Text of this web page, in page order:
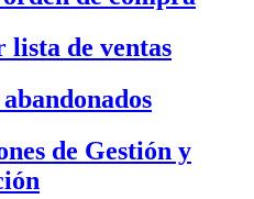
de ventas
de Gestión y